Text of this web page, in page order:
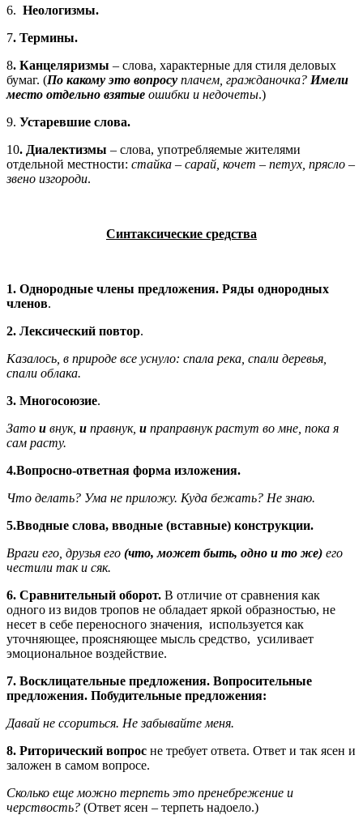
6. Неологизмы.
7. Термины.
8. Канцеляризмы – слова, характерные для стиля деловых
бумаг. (По какому это вопросу плачем, гражданочка? Имели
место отдельно взятые ошибки и недочеты.)
9. Устаревшие слова.
10. Диалектизмы – слова, употребляемые жителями
отдельной местности: стайка – сарай, кочет – петух, прясло –
звено изгороди.
Синтаксические средства
1. Однородные члены предложения. Ряды однородных
членов.
2. Лексический повтор.
Казалось, в природе все уснуло: спала река, спали деревья,
спали облака.
3. Многосоюзие.
Зато и внук, и правнук, и праправнук растут во мне, пока я
сам расту.
4.Вопросно-ответная форма изложения.
Что делать? Ума не приложу. Куда бежать? Не знаю.
5.Вводные слова, вводные (вставные) конструкции.
Враги его, друзья его (что, может быть, одно и то же) его
честили так и сяк.
6. Сравнительный оборот. В отличие от сравнения как
одного из видов тропов не обладает яркой образностью, не
несет в себе переносного значения, используется как
уточняющее, проясняющее мысль средство, усиливает
эмоциональное воздействие.
7. Восклицательные предложения. Вопросительные
предложения. Побудительные предложения:
Давай не ссориться. Не забывайте меня.
8. Риторический вопрос не требует ответа. Ответ и так ясен и
заложен в самом вопросе.
Сколько еще можно терпеть это пренебрежение и
черствость? (Ответ ясен – терпеть надоело.)